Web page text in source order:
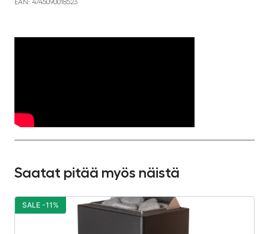
EAN: 4745090018523
Saatat pitää myös näistä
SALE -11%